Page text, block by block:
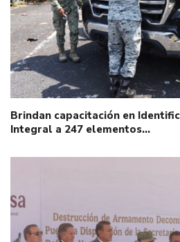
Brindan capacitación en
Integral a 247 elementos…